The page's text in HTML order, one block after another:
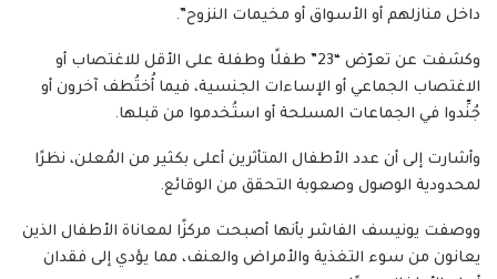
داخل منازلهم أو الأسواق أو مخيمات النزوح”.
وكشفت عن تعرّض “23” طفلًا وطفلة على الأقل للاغتصاب أو
الاغتصاب الجماعي أو الإساءات الجنسية، فيما أُختُطف آخرون أو
جُنِّدوا في الجماعات المسلحة أو استُخدموا من قبلها.
وأشارت إلى أن عدد الأطفال المتأثرين أعلى بكثير من المُعلن، نظرًا
لمحدودية الوصول وصعوبة التحقق من الوقائع.
ووصفت يونيسف الفاشر بأنها أصبحت مركزًا لمعاناة الأطفال الذين
يعانون من سوء التغذية والأمراض والعنف، مما يؤدي إلى فقدان